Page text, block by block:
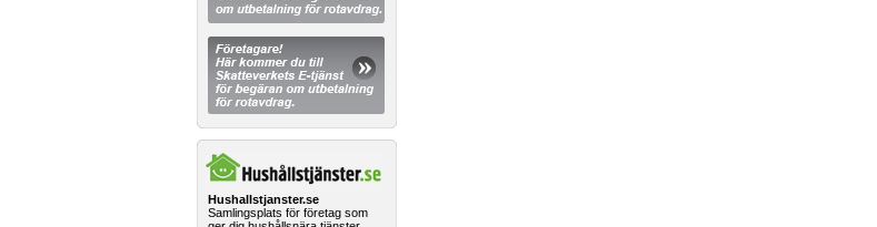
Hushallstjanster.se
Samlingsplats för företag som